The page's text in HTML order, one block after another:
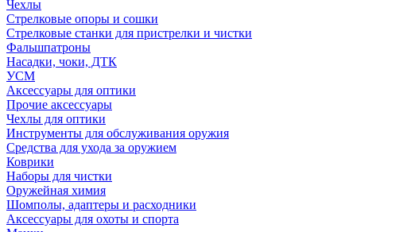
Чехлы
Стрелковые опоры и сошки
Стрелковые станки для пристрелки и чистки
Фальшпатроны
Насадки, чоки, ДТК
УСМ
Аксессуары для оптики
Прочие аксессуары
Чехлы для оптики
Инструменты для обслуживания оружия
Средства для ухода за оружием
Коврики
Наборы для чистки
Оружейная химия
Шомполы, адаптеры и расходники
Аксессуары для охоты и спорта